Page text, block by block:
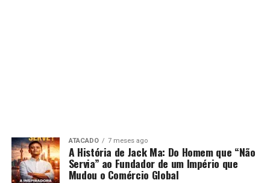
ATACADO 7 meses ago
A História de Jack Ma: Do Homem que “Não
Servia” ao Fundador de um Império que
Mudou o Comércio Global